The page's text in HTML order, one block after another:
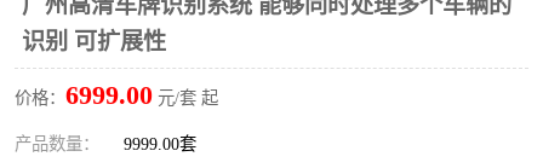
广州高清车牌识别系统 能够同时处理多个车辆的
识别 可扩展性
价格： 6999.00 元/套 起
产品数量： 9999.00套